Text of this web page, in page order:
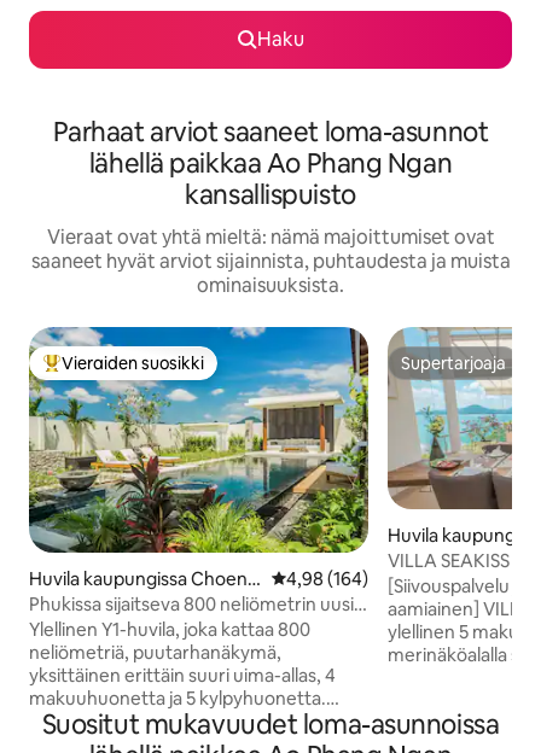
Haku
Parhaat arviot saaneet loma-asunnot
lähellä paikkaa Ao Phang Ngan
kansallispuisto
Vieraat ovat yhtä mieltä: nämä majoittumiset ovat
saaneet hyvät arviot sijainnista, puhtaudesta ja muista
ominaisuuksista.
Vieraiden suosikkien parhaimmistoa
Vieraiden suosikki
Huvila kaupungissa Choeng
Thale
Keskimääräinen arvio 4,98/5,
4,98 (164)
Phukissa sijaitseva 800 neliömetrin uusi 4
makuuhuoneen ja 5 kylpyhuoneen
ylellinen huvila, jossa on suuri uima-allas
ja ylellinen piha Y1
Ylellinen Y1-huvila, joka kattaa 800
neliömetriä, puutarhanäkymä,
yksittäinen erittäin suuri uima-allas, 4
makuuhuonetta ja 5 kylpyhuonetta.
Uskon, että ihastut siihen heti, kun näet
sen. Kun astut huvilaan, hämmästyt
Supertarjoaja
Supertarjoaja
Huvila
VILLA SEAKISS
merinäkymä villa,
ja hovimestari
[Siivouspalvelu ja
aamiainen] VILLA
ylellinen 5
merinäköalalla
ylellisten
Suositut mukavuudet loma-asunnoissa